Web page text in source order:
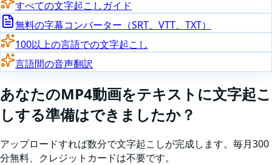
すべての文字起こしガイド
無料の字幕コンバーター（SRT、VTT、TXT）
100以上の言語での文字起こし
言語間の音声翻訳
あなたのMP4動画をテキストに文字起こ
しする準備はできましたか？
アップロードすれば数分で文字起こしが完成します。毎月300
分無料、クレジットカードは不要です。